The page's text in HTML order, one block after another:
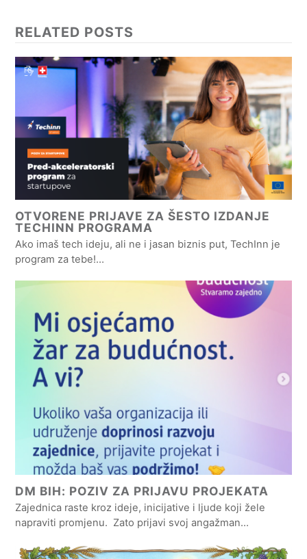
RELATED POSTS
OTVORENE PRIJAVE ZA ŠESTO IZDANJE
TECHINN PROGRAMA
Ako imaš tech ideju, ali ne i jasan biznis put, TechInn je
program za tebe!…
DM BIH: POZIV ZA PRIJAVU PROJEKATA
Zajednica raste kroz ideje, inicijative i ljude koji žele
napraviti promjenu. Zato prijavi svoj angažman…